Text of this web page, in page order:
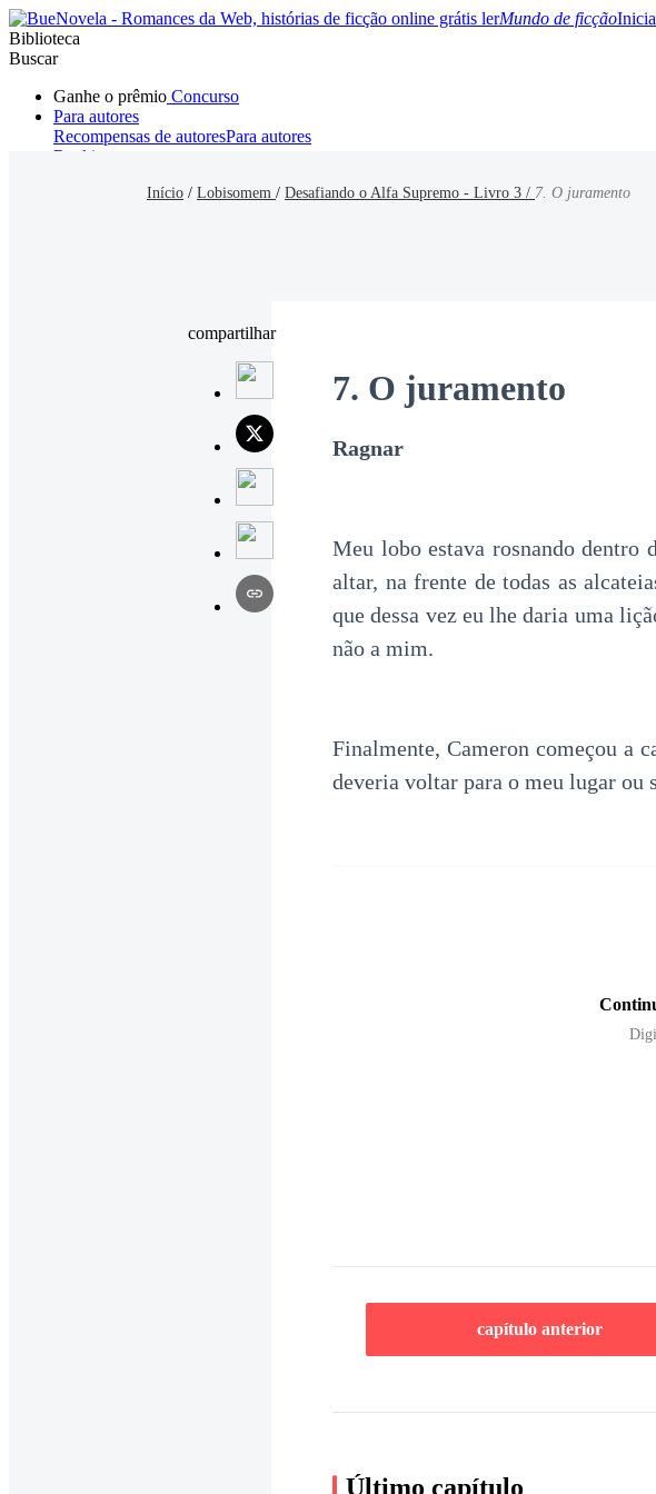
Mundo de ficção
Biblioteca
Buscar
Ganhe o prêmio Concurso
Para autores
Recompensas de autoresPara autores
Ranking
Início / Lobisomem / Desafiando o Alfa Supremo - Livro 3 / 7. O juramento
compartilhar
7. O juramento
Ragnar
Meu lobo estava rosnando dentro
altar, na frente de todas as
que dessa vez eu lhe daria uma
não a mim.
Finalmente, Cameron começou a
deveria voltar para o meu lugar ou
capítulo anterior
Último capítulo